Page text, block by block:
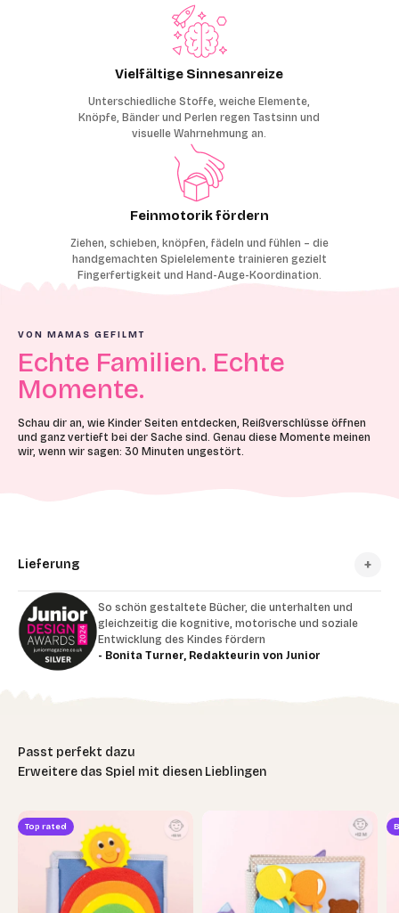
Vielfältige Sinnesanreize
Unterschiedliche Stoffe, weiche Elemente,
Knöpfe, Bänder und Perlen regen Tastsinn und
visuelle Wahrnehmung an.
Feinmotorik fördern
Ziehen, schieben, knöpfen, fädeln und fühlen – die
handgemachten Spielelemente trainieren gezielt
Fingerfertigkeit und Hand-Auge-Koordination.
VON MAMAS GEFILMT
Echte Familien. Echte
Momente.
Schau dir an, wie Kinder Seiten entdecken, Reißverschlüsse öffnen
und ganz vertieft bei der Sache sind. Genau diese Momente meinen
wir, wenn wir sagen: 30 Minuten ungestört.
So schön gestaltete Bücher, die unterhalten und
gleichzeitig die kognitive, motorische und soziale
Entwicklung des Kindes fördern
- Bonita Turner, Redakteurin von Junior
Lieferung
Erweitere das Spiel mit diesen Lieblingen
Top rated